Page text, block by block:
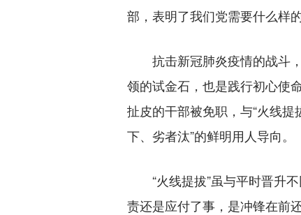
部，表明了我们党需要什么样
抗击新冠肺炎疫情的战斗，
领的试金石，也是践行初心使
扯皮的干部被免职，与“火线
下、劣者汰”的鲜明用人导向。
“火线提拔”虽与平时晋升不
责还是应付了事，是冲锋在前